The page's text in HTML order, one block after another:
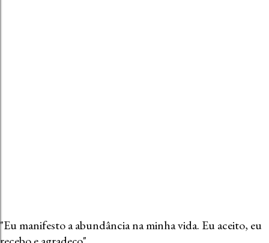
"Eu manifesto a abundância na minha vida. Eu aceito, eu